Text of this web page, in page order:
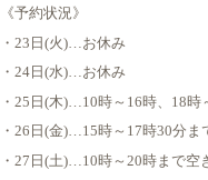
《予約状況》
・23日(火)…お休み
・24日(水)…お休み
・25日(木)…10時～16時、18時
・26日(金)…15時～17時30分ま
・27日(土)…10時～20時まで空